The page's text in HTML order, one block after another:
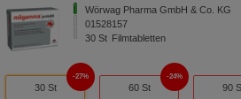
Wörwag Pharma GmbH & Co. KG
01528157
30St Filmtabletten
30 St
27%
60 St
24%
90